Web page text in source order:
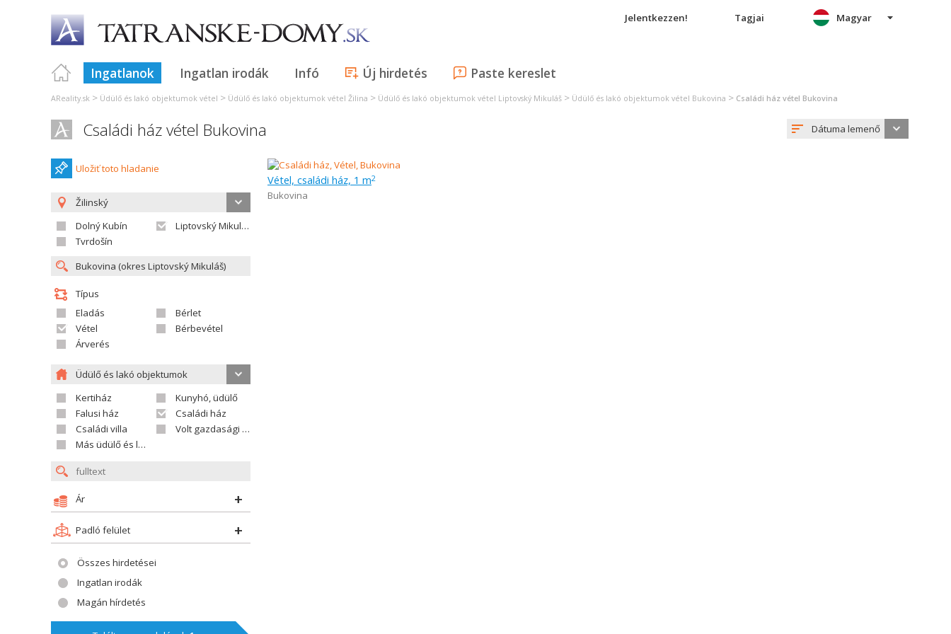
Jelentkezzen! Tagjai
Ingatlanok Ingatlan irodák Infó Új hirdetés Paste kereslet
Magyar
AReality.sk > Üdülő és lakó objektumok vétel > Üdülő és lakó objektumok vétel Žilina > Üdülő és lakó objektumok vétel Liptovský Mikuláš > Üdülő és lakó objektumok vétel Bukovina > Családi ház vétel Bukovina
Családi ház vétel Bukovina Dátuma lemenő
Uložiť toto hladanie
Žilinský
Dolný Kubín
Liptovský Mikuláš
Tvrdošín
Típus
Eladás
Bérlet
Vétel
Bérbevétel
Árverés
Üdülő és lakó objektumok
Kertiház
Kunyhó, üdülő
Falusi ház
Családi ház
Családi villa
Volt gazdasági település
Más üdülő és lakó objektumok
Ár
Padló felület
Összes hirdetései
Ingatlan irodák
Magán hírdetés
Vétel, családi ház, 1 m2
Bukovina